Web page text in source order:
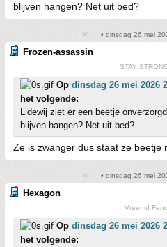
blijven hangen? Net uit bed?
• dinsdag 26 mei
Frozen-assassin
STAY
Op dinsdag 26 mei 2026
het volgende:
Lidewij ziet er een beetje
blijven hangen? Net uit bed?
Ze is zwanger dus staat ze beetje
• dinsdag 26 mei
Hexagon
Vreemd
Op dinsdag 26 mei 2026
het volgende: